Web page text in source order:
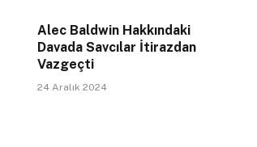
Alec Baldwin Hakkındaki
Davada Savcılar İtirazdan
Vazgeçti
24 Aralık 2024